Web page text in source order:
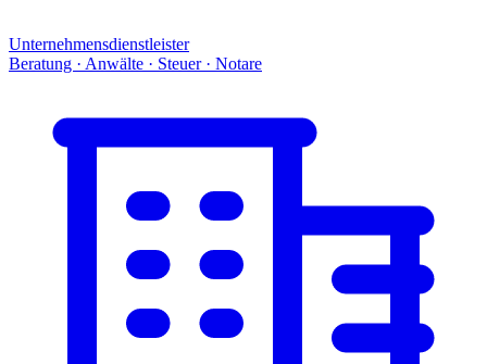
Unternehmensdienstleister
Beratung · Anwälte · Steuer · Notare